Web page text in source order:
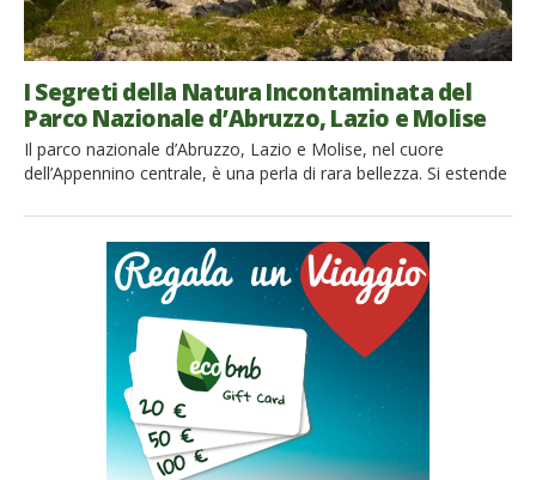
I Segreti della Natura Incontaminata del
Parco Nazionale d’Abruzzo, Lazio e Molise
Il parco nazionale d’Abruzzo, Lazio e Molise, nel cuore
dell’Appennino centrale, è una perla di rara bellezza. Si estende
uno dei parchi nazionali più antichi del territorio italiano. Venne
istituito nel 1923 per salvaguardare le specie protette che
ospita come l’orso marsicano, […]